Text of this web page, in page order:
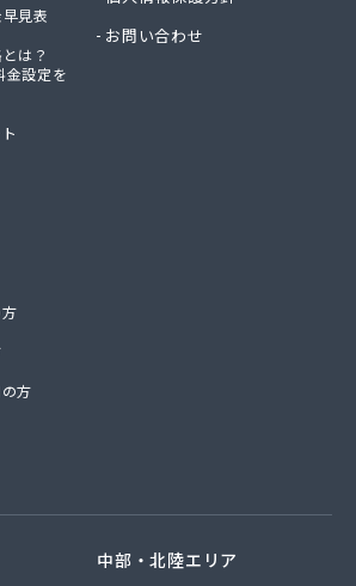
ー株式会社 熊本支店
会社
式会社
ギー株式会社玉名営業所
式会社
見表
は？
金設定を
方
お問い合わせ
中部・北陸エリア